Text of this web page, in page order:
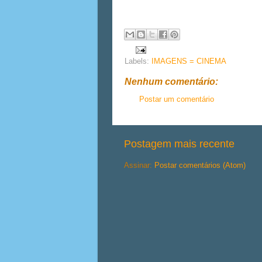
Labels: IMAGENS = CINEMA
Nenhum comentário:
Postar um comentário
Postagem mais recente
Assinar: Postar comentários (Atom)